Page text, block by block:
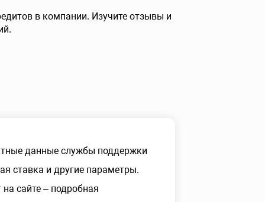
в компании. Изучите отзывы и
данные службы поддержки
ставка и другие параметры.
сайте – подробная